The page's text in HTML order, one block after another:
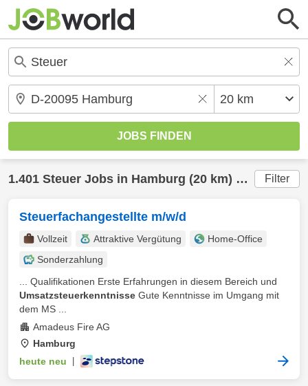
1.401 Steuer Jobs in Hamburg (20 km) gefunden Filter
Steuerfachangestellte m/w/d
Vollzeit Attraktive Vergütung
Home-Office
Sonderzahlung
... Qualifikationen Erste Erfahrungen in diesem Bereich und
Umsatzsteuerkenntnisse Gute Kenntnisse im Umgang mit
dem MS ...
Amadeus Fire AG
Hamburg
heute neu